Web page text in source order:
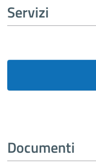
Servizi
Documenti